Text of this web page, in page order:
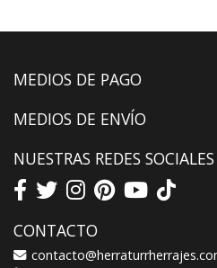
MEDIOS DE PAGO
MEDIOS DE ENVÍO
NUESTRAS REDES SOCIALES
CONTACTO